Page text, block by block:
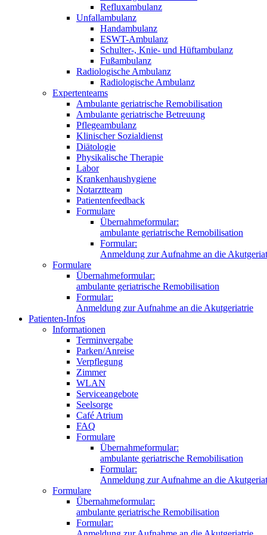
Refluxambulanz
Unfallambulanz
Handambulanz
ESWT-Ambulanz
Schulter-, Knie- und Hüftambulanz
Fußambulanz
Radiologische Ambulanz
Radiologische Ambulanz
Expertenteams
Ambulante geriatrische Remobilisation
Ambulante geriatrische Betreuung
Pflegeambulanz
Klinischer Sozialdienst
Diätologie
Physikalische Therapie
Labor
Krankenhaushygiene
Notarztteam
Patientenfeedback
Formulare
Übernahmeformular:
ambulante geriatrische Remobilisation
Formular:
Anmeldung zur Aufnahme an die
Formulare
Übernahmeformular:
ambulante geriatrische Remobilisation
Formular:
Anmeldung zur Aufnahme an die Akutgeriatrie
Patienten-Infos
Informationen
Terminvergabe
Parken/Anreise
Verpflegung
Zimmer
WLAN
Serviceangebote
Seelsorge
Café Atrium
FAQ
Formulare
Übernahmeformular:
ambulante geriatrische Remobilisation
Formular:
Anmeldung zur Aufnahme an die
Formulare
Übernahmeformular:
ambulante geriatrische Remobilisation
Formular: